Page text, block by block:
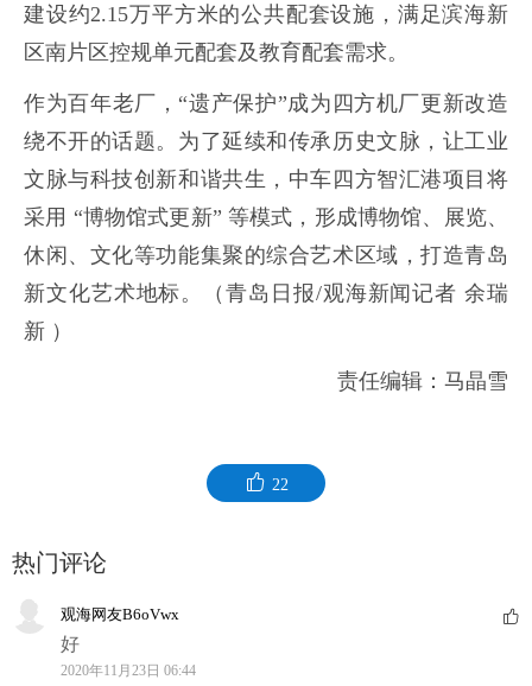
建设约2.15万平方米的公共配套设施，满足滨海新
区南片区控规单元配套及教育配套需求。
作为百年老厂，“遗产保护”成为四方机厂更新改造
绕不开的话题。为了延续和传承历史文脉，让工业
文脉与科技创新和谐共生，中车四方智汇港项目将
采用 “博物馆式更新” 等模式，形成博物馆、展览、
休闲、文化等功能集聚的综合艺术区域，打造青岛
新文化艺术地标。（青岛日报/观海新闻记者 余瑞
新 ）
责任编辑：马晶雪
22
热门评论
观海网友B6oVwx
好
2020年11月23日 06:44